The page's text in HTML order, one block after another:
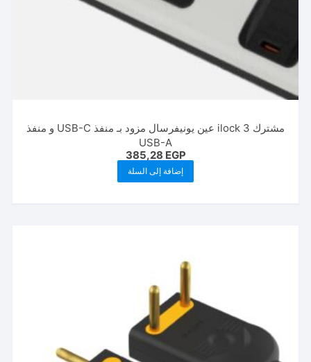
مشترك ilock 3 عين يونيفرسال مزود بـ منفذ USB-C و منفذ
USB-A
385,28 EGP
إضافة إلى السلة